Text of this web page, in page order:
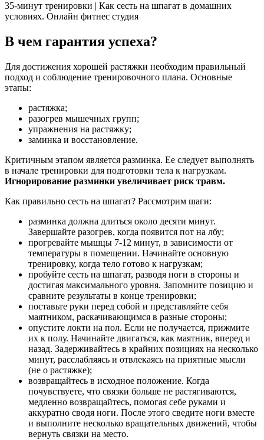
35-минут тренировки | Как сесть на шпагат в домашних
условиях. Онлайн фитнес студия
В чем гарантия успеха?
Для достижения хорошей растяжки необходим правильный
подход и соблюдение тренировочного плана. Основные
этапы:
растяжка;
разогрев мышечных групп;
упражнения на растяжку;
заминка и восстановление.
Критичным этапом является разминка. Ее следует выполнять
в начале тренировки для подготовки тела к нагрузкам.
Игнорирование разминки увеличивает риск травм.
Как правильно сесть на шпагат? Рассмотрим шаги:
разминка должна длиться около десяти минут.
Завершайте разогрев, когда появится пот на лбу;
прогревайте мышцы 7-12 минут, в зависимости от
температуры в помещении. Начинайте основную
тренировку, когда тело готово к нагрузкам;
пробуйте сесть на шпагат, разводя ноги в стороны и
достигая максимального уровня. Запомните позицию и
сравните результаты в конце тренировки;
поставьте руки перед собой и представляйте себя
маятником, раскачивающимся в разные стороны;
опустите локти на пол. Если не получается, прижмите
их к полу. Начинайте двигаться, как маятник, вперед и
назад. Задерживайтесь в крайних позициях на несколько
минут, расслабляясь и отвлекаясь на приятные мысли
(не о растяжке);
возвращайтесь в исходное положение. Когда
почувствуете, что связки больше не растягиваются,
медленно возвращайтесь, помогая себе руками и
аккуратно сводя ноги. После этого сведите ноги вместе
и выполните несколько вращательных движений, чтобы
вернуть связки на место.